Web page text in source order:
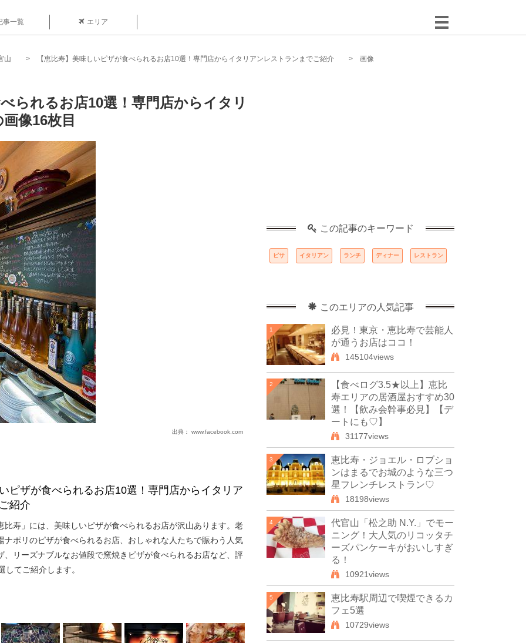
事一覧 エリア
山 【恵比寿】美味しいピザが食べられるお店10選！専門店からイタリアンレストランまでご紹介 画像
られるお店10選！専門店からイタリ
像16枚目
出典： www.facebook.com
ピザが食べられるお店10選！専門店からイタリア
紹介
比寿」には、美味しいピザが食べられるお店が沢山あります。老
ナポリのピザが食べられるお店、おしゃれな人たちで賑わう人気
、リーズナブルなお値段で窯焼きピザが食べられるお店など、評
してご紹介します。
この記事のキーワード
ピサ イタリアン ランチ ディナー レストラン
このエリアの人気記事
1
必見！東京・恵比寿で芸能人
が通うお店はココ！
145104views
2
【食べログ3.5★以上】恵比
寿エリアの居酒屋おすすめ30
選！【飲み会幹事必見】【デ
ートにも♡】
31177views
3
恵比寿・ジョエル・ロブショ
ンはまるでお城のような三つ
星フレンチレストラン♡
18198views
4
代官山「松之助 N.Y.」でモー
ニング！大人気のリコッタチ
ーズパンケーキがおいしすぎ
る！
10921views
5
恵比寿駅周辺で喫煙できるカ
フェ5選
10729views